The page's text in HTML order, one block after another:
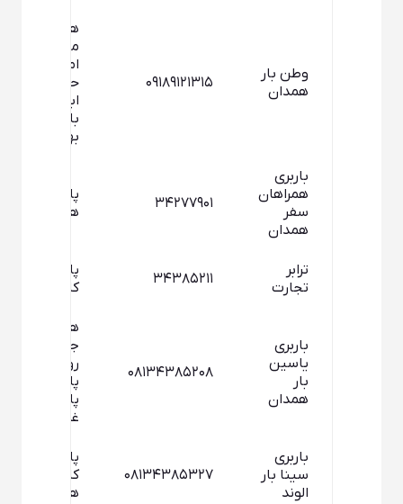
وطن بار
همدان
۰۹۱۸۹۱۲۱۳۱۵
همدان،
میدان
امام
حسین،
ابتدای
بلوار
بهشت
باربری
همراهان
سفر
همدان
۳۴۲۷۷۹۰۱
پایانه بار
همدان
ترابر
تجارت
۳۴۳۸۵۲۱۱
پایانه
کالاپلاک۴۳
باربری
یاسین
بار
همدان
۰۸۱۳۴۳۸۵۲۰۸
همدان
جاده تهران
روبروی
پلیس راه
پایانه کالا
غرفه ۳۷
باربری
سینا بار
الوند
۰۸۱۳۴۳۸۵۳۲۷
پایانه
کالای
همدان